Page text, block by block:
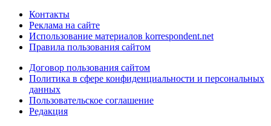
Контакты
Реклама на сайте
Использование материалов korrespondent.net
Правила пользования сайтом
Договор пользования сайтом
Политика в сфере конфиденциальности и персональных
данных
Пользовательское соглашение
Редакция